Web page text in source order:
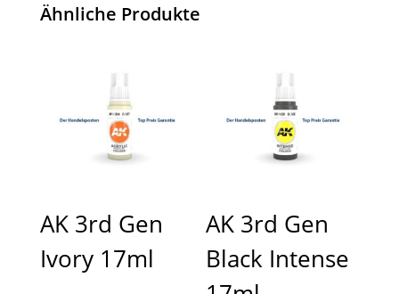
Ähnliche Produkte
AK 3rd Gen
Ivory 17ml
AK 3rd Gen
Black Intense